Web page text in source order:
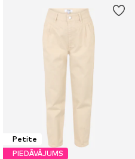
Petite
PIEDĀVĀJUMS